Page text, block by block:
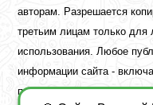
авторам. Разрешается
третьим лицам только для
использования. Любое
информации сайта -
публикацию или